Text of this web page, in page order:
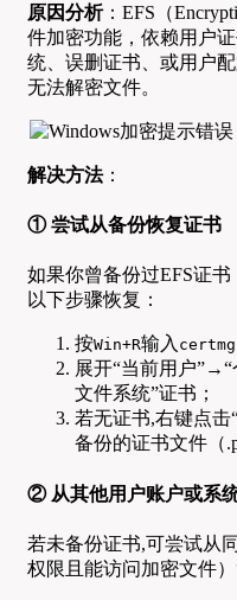
原因分析：EFS（
件加密功能，依赖用户
统、误删证书、或用户
无法解密文件。
解决方法：
① 尝试从备份恢复证书
如果你曾备份过EFS证
以下步骤恢复：
按Win+R输入
展开“当前用户
文件系统”证书；
若无证书,右键点
备份的证书文件（
② 从其他用户账户或系
若未备份证书,可尝试从
权限且能访问加密文件）